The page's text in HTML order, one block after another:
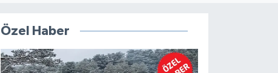
Özel Haber